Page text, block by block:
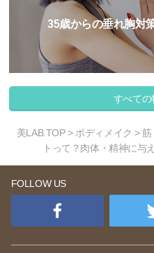
35歳からの垂れ胸対
すべての
美LAB.TOP> ボディメイク >筋
トって？肉体・精神に与
FOLLOW US